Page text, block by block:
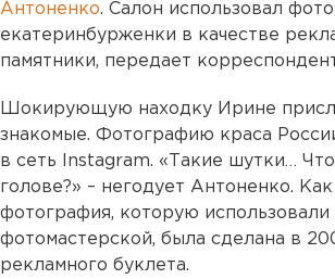
Антоненко. Салон использовал
екатеринбурженки в качестве
памятники, передает
Шокирующую находку Ирине
знакомые. Фотографию краса
в сеть Instagram. «Такие шутки…
голове?» – негодует Антоненко.
фотография, которую использовали
фотомастерской, была сделана в
рекламного буклета.